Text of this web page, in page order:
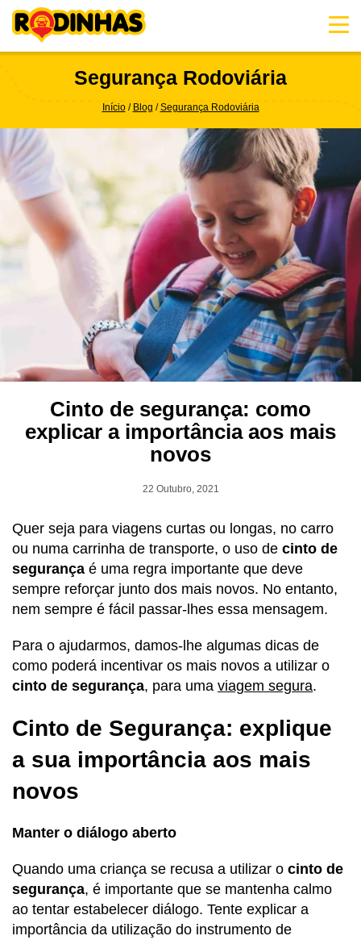
content
Segurança Rodoviária
Início Blog Segurança Rodoviária
Cinto de segurança: como
explicar a importância aos mais
novos
22 Outubro, 2021
Quer seja para viagens curtas ou longas, no carro
ou numa carrinha de transporte, o uso de cinto de
segurança é uma regra importante que deve
sempre reforçar junto dos mais novos. No entanto,
nem sempre é fácil passar-lhes essa mensagem.
Para o ajudarmos, damos-lhe algumas dicas de
como poderá incentivar os mais novos a utilizar o
cinto de segurança, para uma viagem segura.
Cinto de Segurança: explique
a sua importância aos mais
novos
Manter o diálogo aberto
Quando uma criança se recusa a utilizar o cinto de
segurança, é importante que se mantenha calmo
ao tentar estabelecer diálogo. Tente explicar a
importância da utilização do instrumento de